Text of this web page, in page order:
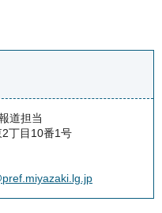
道担当
丁目10番1号